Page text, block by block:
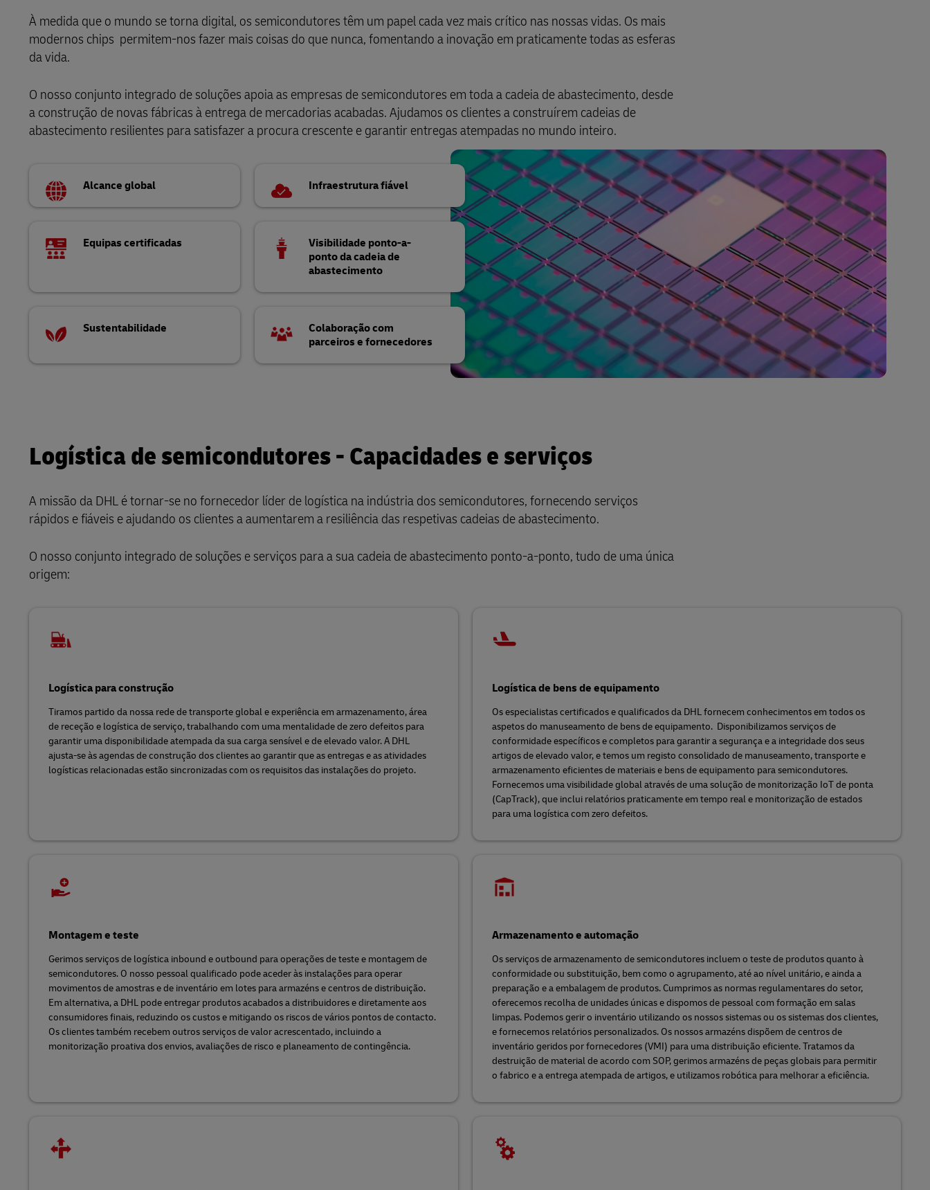
MyGTS
DHL SameDay
LifeTrack
DHL eCommerce Área de Clientes
DHL eCommerce Área de Clientes
À medida que o mundo se torna digital, os semicondutores têm um papel cada vez mais crítico nas nossas vidas. Os mais
modernos chips permitem-nos fazer mais coisas do que nunca, fomentando a inovação em praticamente todas as esferas
da vida.
O nosso conjunto integrado de soluções apoia as empresas de semicondutores em toda a cadeia de abastecimento, desde
a construção de novas fábricas à entrega de mercadorias acabadas. Ajudamos os clientes a construírem cadeias de
abastecimento resilientes para satisfazer a procura crescente e garantir entregas atempadas no mundo inteiro.
Alcance global Infraestrutura fiável
Equipas certificadas
Visibilidade ponto-a-
ponto da cadeia de
abastecimento
Sustentabilidade
Colaboração com
parceiros e fornecedores
Logística de semicondutores - Capacidades e serviços
A missão da DHL é tornar-se no fornecedor líder de logística na indústria dos semicondutores, fornecendo serviços
rápidos e fiáveis e ajudando os clientes a aumentarem a resiliência das respetivas cadeias de abastecimento.
O nosso conjunto integrado de soluções e serviços para a sua cadeia de abastecimento ponto-a-ponto, tudo de uma única
origem:
Logística para construção
Tiramos partido da nossa rede de transporte global e experiência em armazenamento, área
de receção e logística de serviço, trabalhando com uma mentalidade de zero defeitos para
garantir uma disponibilidade atempada da sua carga sensível e de elevado valor. A DHL
ajusta-se às agendas de construção dos clientes ao garantir que as entregas e as atividades
logísticas relacionadas estão sincronizadas com os requisitos das instalações do projeto.
Logística de bens de equipamento
Os especialistas certificados e qualificados da DHL fornecem conhecimentos em todos os
aspetos do manuseamento de bens de equipamento. Disponibilizamos serviços de
conformidade específicos e completos para garantir a segurança e a integridade dos seus
artigos de elevado valor, e temos um registo consolidado de manuseamento, transporte e
armazenamento eficientes de materiais e bens de equipamento para semicondutores.
Fornecemos uma visibilidade global através de uma solução de monitorização IoT de ponta
(CapTrack), que inclui relatórios praticamente em tempo real e monitorização de estados
para uma logística com zero defeitos.
Montagem e teste
Gerimos serviços de logística inbound e outbound para operações de teste e montagem de
semicondutores. O nosso pessoal qualificado pode aceder às instalações para operar
movimentos de amostras e de inventário em lotes para armazéns e centros de distribuição.
Em alternativa, a DHL pode entregar produtos acabados a distribuidores e diretamente aos
consumidores finais, reduzindo os custos e mitigando os riscos de vários pontos de contacto.
Os clientes também recebem outros serviços de valor acrescentado, incluindo a
monitorização proativa dos envios, avaliações de risco e planeamento de contingência.
Armazenamento e automação
Os serviços de armazenamento de semicondutores incluem o teste de produtos quanto à
conformidade ou substituição, bem como o agrupamento, até ao nível unitário, e ainda a
preparação e a embalagem de produtos. Cumprimos as normas regulamentares do setor,
oferecemos recolha de unidades únicas e dispomos de pessoal com formação em salas
limpas. Podemos gerir o inventário utilizando os nossos sistemas ou os sistemas dos clientes,
e fornecemos relatórios personalizados. Os nossos armazéns dispõem de centros de
inventário geridos por fornecedores (VMI) para uma distribuição eficiente. Tratamos da
destruição de material de acordo com SOP, gerimos armazéns de peças globais para permitir
o fabrico e a entrega atempada de artigos, e utilizamos robótica para melhorar a eficiência.